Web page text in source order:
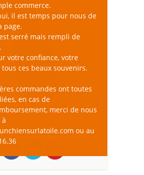
commerce.
il est temps pour nous de
page.
serré mais rempli de
votre confiance, votre
ces beaux souvenirs.
commandes ont toutes
en cas de
merci de nous
ou au